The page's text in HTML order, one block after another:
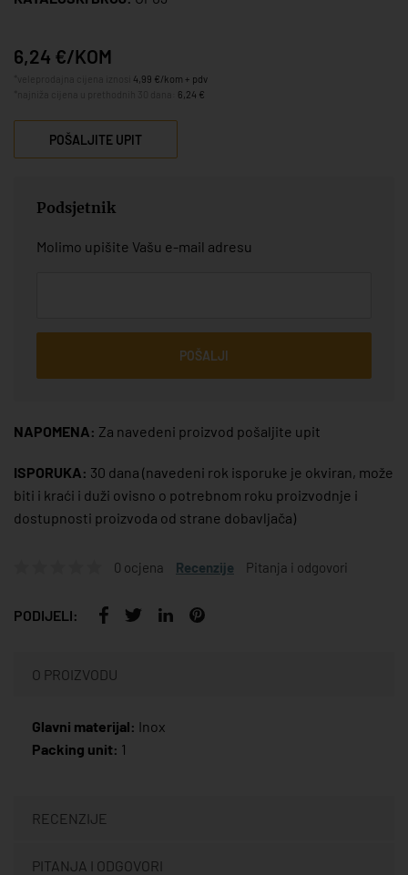
6,24 €/KOM
4,99 €/kom + pdv
6,24 €
POŠALJITE UPIT
Podsjetnik
Molimo upišite Vašu e-mail adresu
POŠALJI
NAPOMENA: Za navedeni proizvod pošaljite upit
ISPORUKA: 30 dana (navedeni rok isporuke je okviran, može
biti i kraći i duži ovisno o potrebnom roku proizvodnje i
dostupnosti proizvoda od strane dobavljača)
0 ocjena Recenzije Pitanja i odgovori
PODIJELI:
O PROIZVODU
Glavni materijal: Inox
Packing unit: 1
RECENZIJE
PITANJA I ODGOVORI